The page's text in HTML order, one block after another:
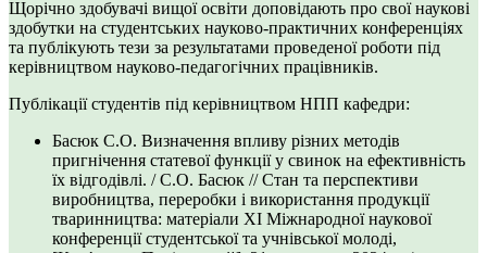
Щорічно здобувачі вищої освіти доповідають про свої наукові
здобутки на студентських науково-практичних конференціях
та публікують тези за результатами проведеної роботи під
керівництвом науково-педагогічних працівників.
Публікації студентів під керівництвом НПП кафедри:
Басюк С.О. Визначення впливу різних методів
пригнічення статевої функції у свинок на ефективність
їх відгодівлі. / С.О. Басюк // Стан та перспективи
виробництва, переробки і використання продукції
тваринництва: матеріали ХІ Міжнародної наукової
конференції студентської та учнівської молоді,